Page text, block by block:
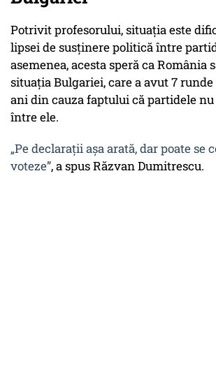
Potrivit profesorului, situația este
lipsei de susținere politică între
asemenea, acesta speră ca România
situația Bulgariei, care a avut 7
ani din cauza faptului că partidele
între ele.
„Pe declarații așa arată, dar poate se
voteze”, a spus Răzvan Dumitrescu.